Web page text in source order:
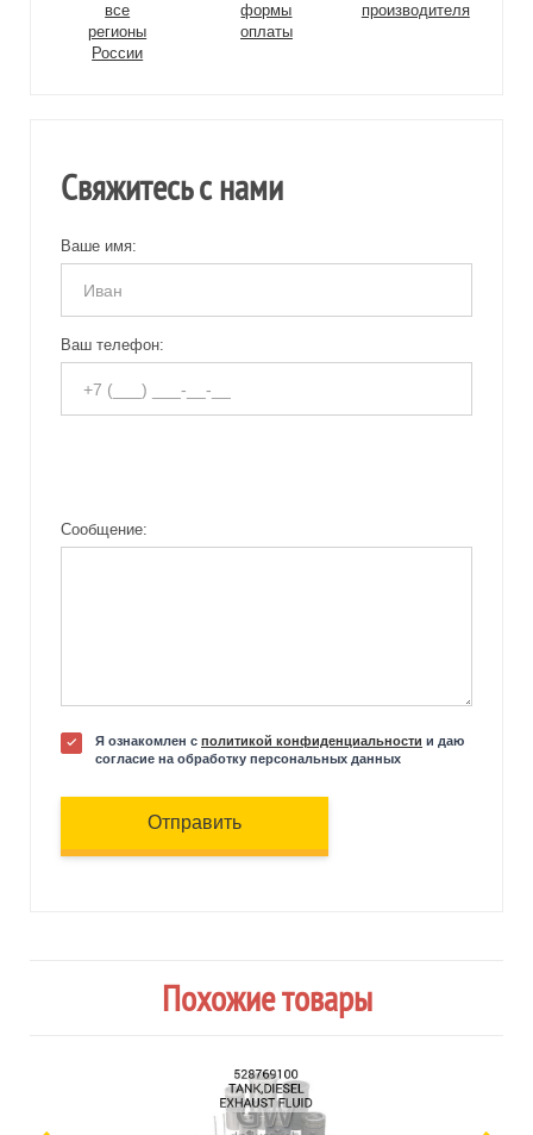
все
регионы
России
формы
оплаты
производителя
Свяжитесь с нами
Ваше имя:
Ваш телефон:
Сообщение:
Я ознакомлен с политикой конфиденциальности и даю
согласие на обработку персональных данных
Отправить
Похожие товары